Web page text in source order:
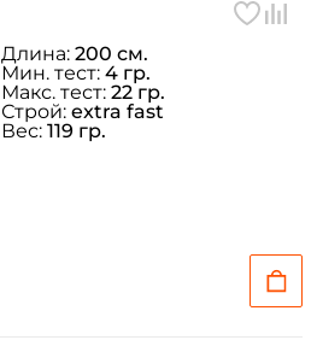
Длина: 200 см.
Мин. тест: 4 гр.
Макс. тест: 22 гр.
Строй: extra fast
Вес: 119 гр.